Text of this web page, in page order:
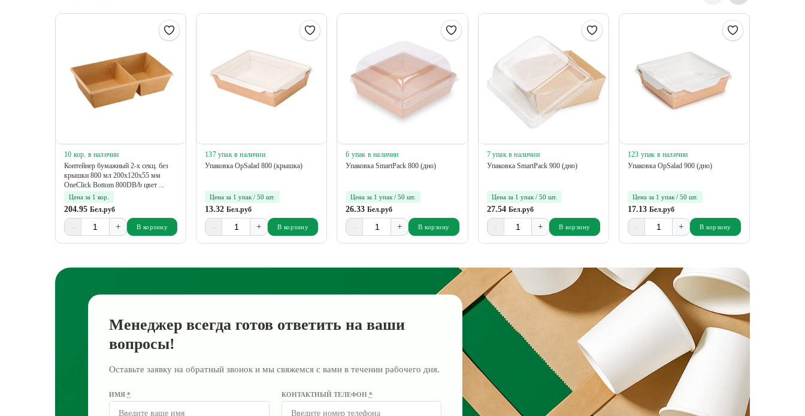
10 кор. в наличии
Контейнер бумажный 2-х секц. без
крышки 800 мл 200х120х55 мм
OneClick Bottom 800DB/b цвет ...
Цена за 1 кор.
204.95 Бел.руб
- + В корзину
137 упак в наличии
Упаковка OpSalad 800 (крышка)
Цена за 1 упак / 50 шт.
13.32Бел.руб
- + В корзину
6 упак в наличии
Упаковка SmartPack 800 (дно)
Цена за 1 упак / 50 шт.
26.33Бел.руб
- + В корзину
7 упак в наличии
Упаковка SmartPack 900 (дно)
Цена за 1 упак / 50 шт.
27.54 Бел.руб
- + В корзину
123 упак в наличии
Упаковка OpSalad 900 (дно)
Цена за 1 упак / 50 шт.
17.13 Бел.руб
- + В корзину
Менеджер всегда готов ответить на ваши
вопросы!
Оставьте заявку на обратный звонок и мы свяжемся с вами в течении рабочего дня.
ИМЯ * КОНТАКТНЫЙ ТЕЛЕФОН *